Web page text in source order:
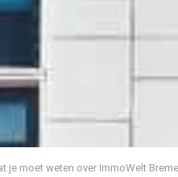
je moet weten over ImmoWelt